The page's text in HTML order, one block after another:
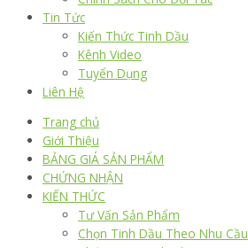
Tin Tức
Kiến Thức Tinh Dầu
Kênh Video
Tuyển Dụng
Liên Hệ
Trang chủ
Giới Thiệu
BẢNG GIÁ SẢN PHẨM
CHỨNG NHẬN
KIẾN THỨC
Tư Vấn Sản Phẩm
Chọn Tinh Dầu Theo Nhu Cầu